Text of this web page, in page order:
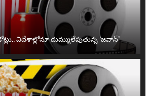
విదేశాల్లోనూ దుమ్ములేపుతున్న ‘జవాన్’